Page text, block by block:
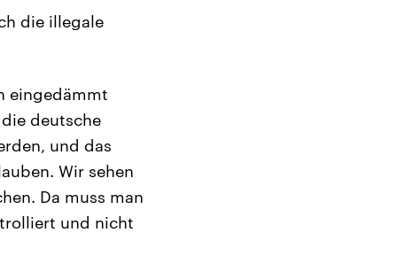
die illegale
eingedämmt
deutsche
und das
Wir sehen
Da muss man
und nicht